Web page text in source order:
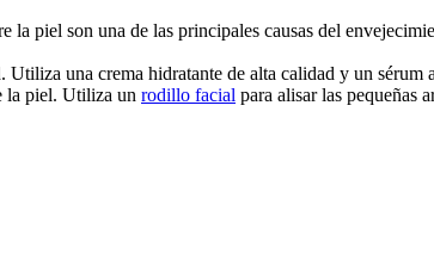
la piel son una de las principales causas del
una crema hidratante de alta calidad y un sérum
la piel. Utiliza un rodillo facial para alisar las pequeñas